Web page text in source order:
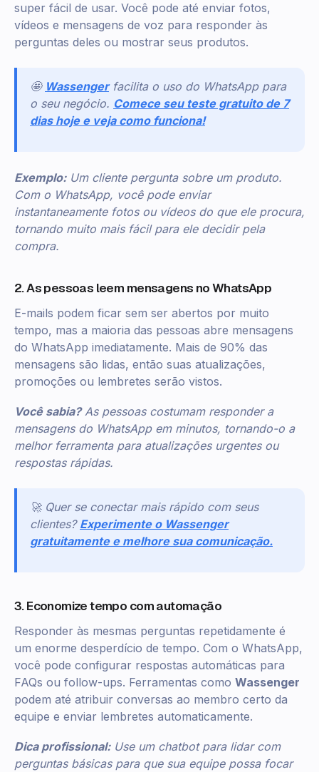
super fácil de usar. Você pode até enviar fotos,
vídeos e mensagens de voz para responder às
perguntas deles ou mostrar seus produtos.
🤩 Wassenger facilita o uso do WhatsApp para
o seu negócio. Comece seu teste gratuito de 7
dias hoje e veja como funciona!
Exemplo: Um cliente pergunta sobre um produto.
Com o WhatsApp, você pode enviar
instantaneamente fotos ou vídeos do que ele procura,
tornando muito mais fácil para ele decidir pela
compra.
2. As pessoas leem mensagens no WhatsApp
E-mails podem ficar sem ser abertos por muito
tempo, mas a maioria das pessoas abre mensagens
do WhatsApp imediatamente. Mais de 90% das
mensagens são lidas, então suas atualizações,
promoções ou lembretes serão vistos.
Você sabia? As pessoas costumam responder a
mensagens do WhatsApp em minutos, tornando-o a
melhor ferramenta para atualizações urgentes ou
respostas rápidas.
🚀 Quer se conectar mais rápido com seus
clientes? Experimente o Wassenger
gratuitamente e melhore sua comunicação.
3. Economize tempo com automação
Responder às mesmas perguntas repetidamente é
um enorme desperdício de tempo. Com o WhatsApp,
você pode configurar respostas automáticas para
FAQs ou follow-ups. Ferramentas como Wassenger
podem até atribuir conversas ao membro certo da
equipe e enviar lembretes automaticamente.
Dica profissional: Use um chatbot para lidar com
perguntas básicas para que sua equipe possa focar